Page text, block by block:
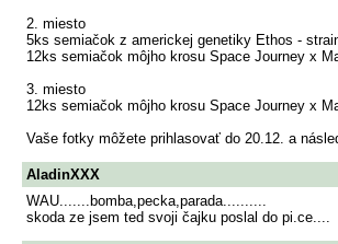
2. miesto
5ks semiačok z americkej genetiky Ethos -
12ks semiačok môjho krosu Space Journey x
3. miesto
12ks semiačok môjho krosu Space Journey x
Vaše fotky môžete prihlasovať do 20.12. a
AladinXXX
WAU.......bomba,pecka,parada..........
skoda ze jsem ted svoji čajku poslal do pi.ce....